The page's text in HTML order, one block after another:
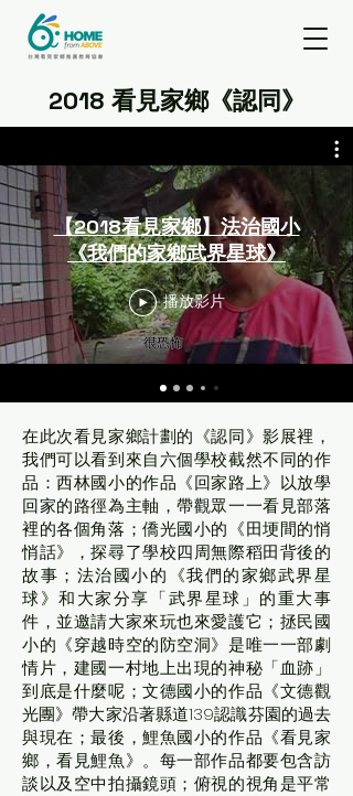
2018 看見家鄉《認同》
【2018看見家鄉】法治國小
《我們的家鄉武界星球》
播放影片
在此次看見家鄉計劃的《認同》影展裡，
我們可以看到來自六個學校截然不同的作
品：西林國小的作品《回家路上》以放學
回家的路徑為主軸，帶觀眾一一看見部落
裡的各個角落；僑光國小的《田埂間的悄
悄話》，探尋了學校四周無際稻田背後的
故事；法治國小的《我們的家鄉武界星
球》和大家分享「武界星球」的重大事
件，並邀請大家來玩也來愛護它；拯民國
小的《穿越時空的防空洞》是唯一一部劇
情片，建國一村地上出現的神秘「血跡」
到底是什麼呢；文德國小的作品《文德觀
光團》帶大家沿著縣道139認識芬園的過去
與現在；最後，鯉魚國小的作品《看見家
鄉，看見鯉魚》。每一部作品都要包含訪
談以及空中拍攝鏡頭；俯視的視角是平常